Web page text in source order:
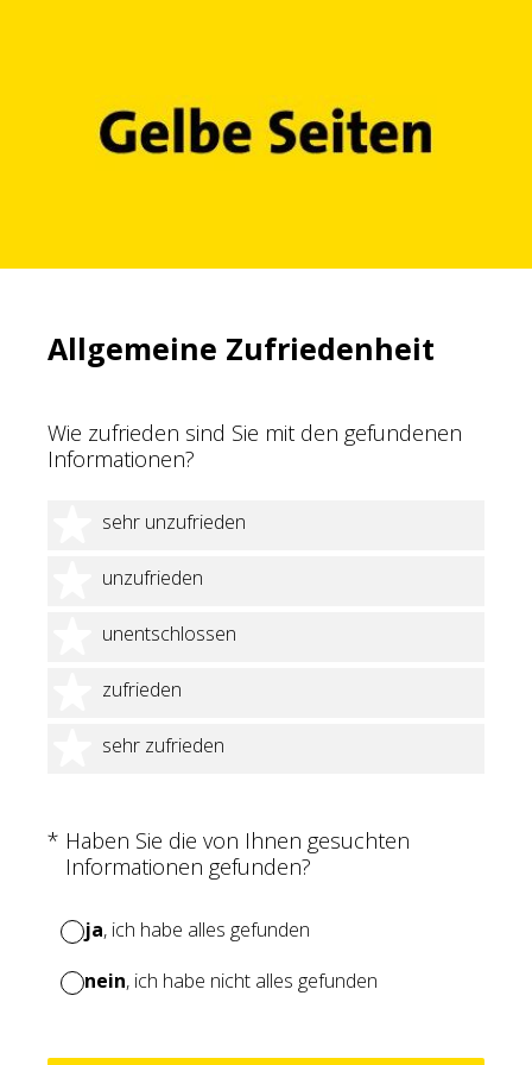
Allgemeine Zufriedenheit
Wie zufrieden sind Sie mit den gefundenen
Informationen?
sehr unzufrieden
1 Stern
unzufrieden
2 Sterne
unentschlossen
3 Sterne
zufrieden
4 Sterne
sehr zufrieden
5 Sterne
* Haben Sie die von Ihnen gesuchten
Informationen gefunden?
(Erforderlich.)
ja, ich habe alles gefunden
nein, ich habe nicht alles gefunden